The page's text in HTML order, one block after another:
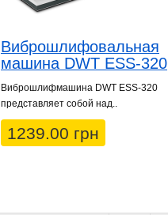
Виброшлифовальная
машина DWT ESS-320
Виброшлифмашина DWT ESS-320
представляет собой над..
1239.00 грн